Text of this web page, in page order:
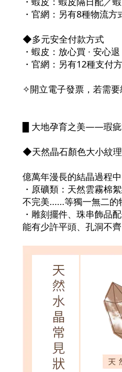
・官網：另有8種物流
◆多元安全付款方式
・蝦皮：放心買 · 安心
・官網：另有12種支付
✧開立電子發票，若需
█ 大地孕育之美——瑕
◆天然晶石顏色大小紋理
億萬年漫長的結晶過程
・原礦類：天然雲霧棉
不完美......等獨一無二的
・雕刻擺件、珠串飾品
能有少許平頭、孔洞不